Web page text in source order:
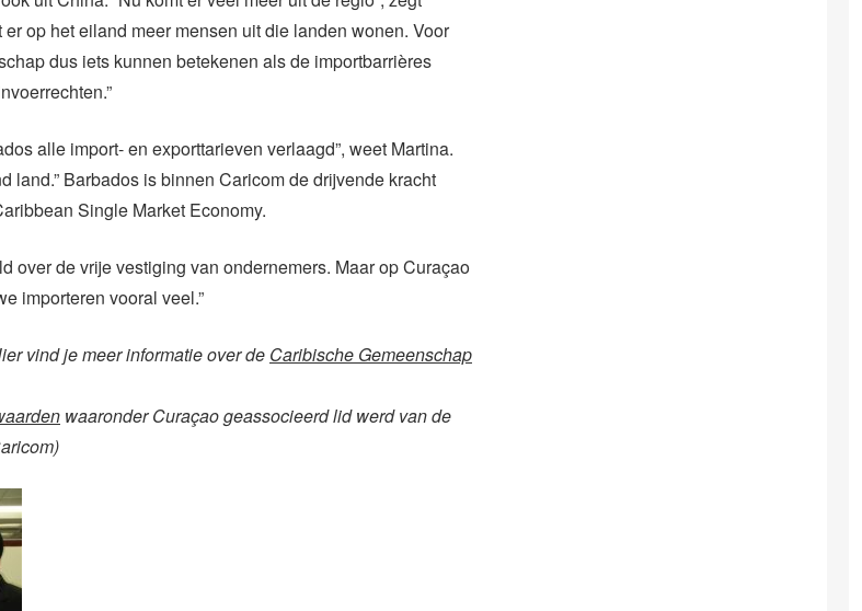
er op het eiland meer mensen uit die landen wonen. Voor
dus iets kunnen betekenen als de importbarrières
alle import- en exporttarieven verlaagd”, weet Martina.
land.” Barbados is binnen Caricom de drijvende kracht
Single Market Economy.
over de vrije vestiging van ondernemers. Maar op Curaçao
importeren vooral veel.”
vind je meer informatie over de Caribische Gemeenschap
waaronder Curaçao geassocieerd lid werd van de